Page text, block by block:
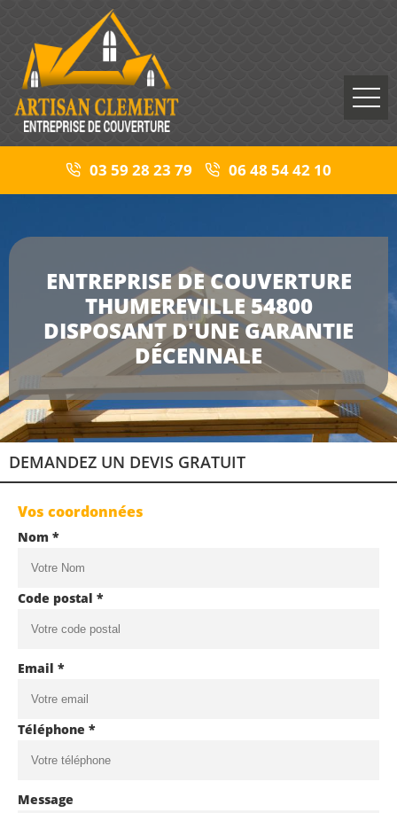
03 59 28 23 79 06 48 54 42 10
ENTREPRISE DE COUVERTURE
THUMEREVILLE 54800
DISPOSANT D'UNE GARANTIE
DÉCENNALE
DEMANDEZ UN DEVIS GRATUIT
Vos coordonnées
Nom *
Code postal *
Email *
Téléphone *
Message